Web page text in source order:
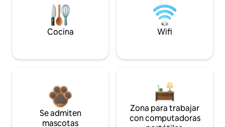
Cocina Wifi
Se admiten
mascotas
Zona para trabajar
con computadoras